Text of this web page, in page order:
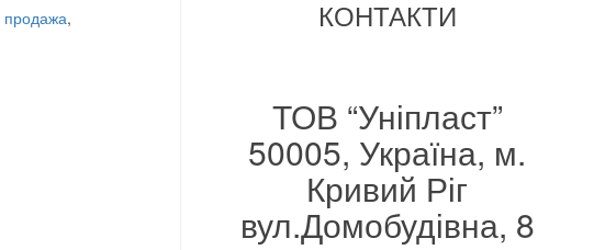
продажа,
КОНТАКТИ
ТОВ “Уніпласт”
50005, Україна, м.
Кривий Ріг
вул.Домобудівна, 8